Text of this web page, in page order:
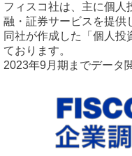
フィスコ社は、主に個人
融・証券サービスを提供
同社が作成した「個人投
ております。
2023年9月期までデータ